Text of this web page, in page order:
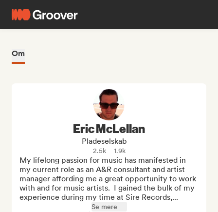
Om
Eric McLellan
Pladeselskab
2.5k 1.9k
My lifelong passion for music has manifested in
my current role as an A&R consultant and artist
manager affording me a great opportunity to work
with and for music artists.  I gained the bulk of my
experience during my time at Sire Records,...
Se mere